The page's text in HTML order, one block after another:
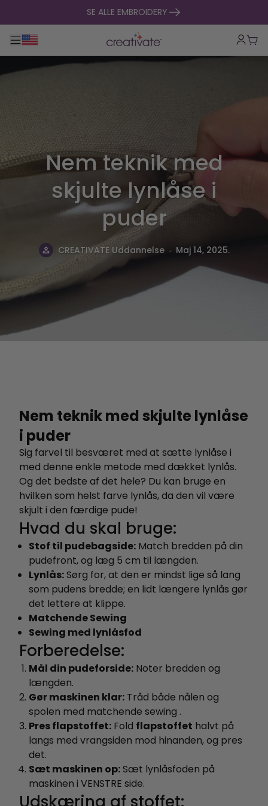
SE ALLE EMBROIDERY
Toggle hovednavigation
Nem teknik med
skjulte lynlåse i
puder
CREATIVATE Uddannelse . Maj 14, 2025.
Nem teknik med skjulte lynlåse
i puder
Sig farvel til besværet med at sætte lynlåse i
med denne enkle metode med dækket lynlås.
Og det bedste af det hele? Du kan bruge en
hvilken som helst farve lynlås, da den vil være
skjult i den færdige pude!
Hvad du skal bruge:
Stof til pudebagside: Match bredden på din
pudefront, og læg 5 cm til længden.
Lynlås:Sørg for, at den er mindst lige så lang
som pudens bredde; en lidt længere lynlås gør
det lettere at klippe.
Matchende Sewing
Sewing med lynlåsfod
Forberedelse:
Mål din pudeforside: Noter bredden og
længden.
Gør maskinen klar: Tråd både nålen og
spolen med matchende sewing .
Pres flapstoffet: Fold flapstoffet halvt på
langs med vrangsiden mod hinanden, og pres
det.
Sæt maskinen op:Sæt lynlåsfoden på
maskinen i VENSTRE side.